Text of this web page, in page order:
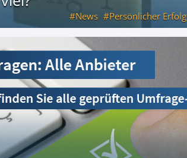
News Persönlicher Erfolg
viel?